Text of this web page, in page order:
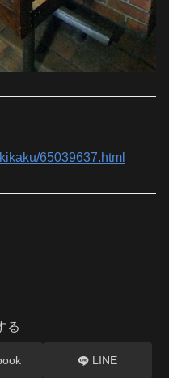
65039637.html
る
LINE